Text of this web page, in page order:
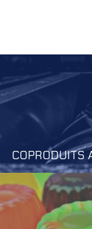
COPRODUITS